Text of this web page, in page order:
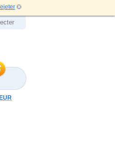
EUR